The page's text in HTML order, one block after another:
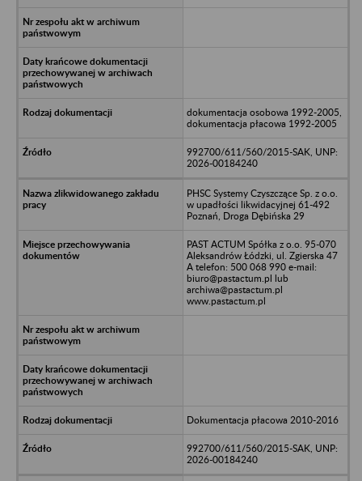
dokumentacja osobowa 1992-2005,
dokumentacja płacowa 1992-2005
992700/611/560/2015-SAK, UNP:
2026-00184240
PHSC Systemy Czyszczące Sp. z o.o.
w upadłości likwidacyjnej 61-492
Poznań, Droga Dębińska 29
PAST ACTUM Spółka z o.o. 95-070
Aleksandrów Łódzki, ul. Zgierska 47
A telefon: 500 068 990 e-mail:
biuro@pastactum.pl lub
archiwa@pastactum.pl
www.pastactum.pl
Dokumentacja płacowa 2010-2016
992700/611/560/2015-SAK, UNP:
2026-00184240